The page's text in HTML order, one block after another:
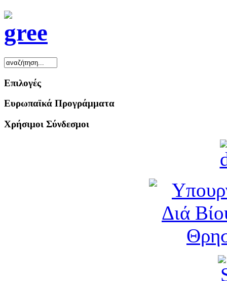
Επιλογές
Ευρωπαϊκά Προγράμματα
Χρήσιμοι Σύνδεσμοι